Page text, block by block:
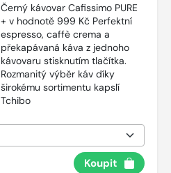
Černý kávovar Cafissimo PURE
+ v hodnotě 999 Kč Perfektní
espresso, caffè crema a
překapávaná káva z jednoho
kávovaru stisknutím tlačítka.
Rozmanitý výběr káv díky
širokému sortimentu kapslí
Tchibo
Koupit